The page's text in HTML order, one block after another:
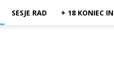
SESJE RAD + 18 KONIEC